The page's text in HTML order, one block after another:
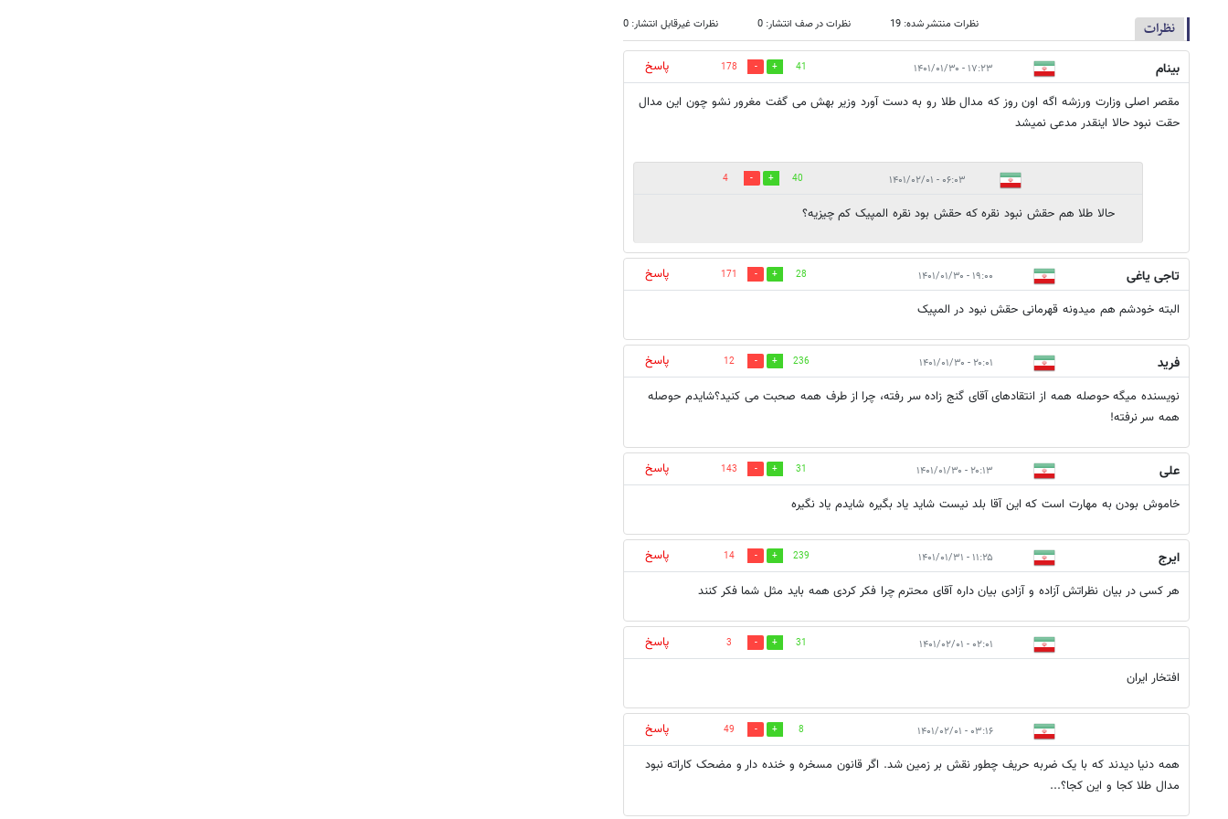
نظرات نظرات منتشر شده: 19 نظرات در صف انتشار: 0 نظرات غیرقابل انتشار: 0
بینام ۱۷:۲۳ - ۱۴۰۱/۰۱/۳۰ 41
178
پاسخ
مقصر اصلی وزارت ورزشه اگه اون روز که مدال طلا رو به دست آورد وزیر بهش می گفت مغرور نشو چون این مدال
حقت نبود حالا اینقدر مدعی نمیشد
۰۶:۰۳ - ۱۴۰۱/۰۲/۰۱ 40
4
حالا طلا هم حقش نبود نقره که حقش بود نقره المپیک کم چیزیه؟
تاجی یاغی ۱۹:۰۰ - ۱۴۰۱/۰۱/۳۰ 28
171
پاسخ
البته خودشم هم میدونه قهرمانی حقش نبود در المپیک
فرید ۲۰:۰۱ - ۱۴۰۱/۰۱/۳۰ 236
12
پاسخ
نویسنده میگه حوصله همه از انتقادهای آقای گنج زاده سر رفته، چرا از طرف همه صحبت می کنید؟شایدم حوصله
همه سر نرفته!
علی ۲۰:۱۳ - ۱۴۰۱/۰۱/۳۰ 31
143
پاسخ
خاموش بودن به مهارت است که این آقا بلد نیست شاید یاد بگیره شایدم یاد نگیره
ایرج ۱۱:۲۵ - ۱۴۰۱/۰۱/۳۱ 239
14
پاسخ
هر کسی در بیان نظراتش آزاده و آزادی بیان داره آقای محترم چرا فکر کردی همه باید مثل شما فکر کنند
۰۲:۰۱ - ۱۴۰۱/۰۲/۰۱ 31
3
پاسخ
افتخار ایران
۰۳:۱۶ - ۱۴۰۱/۰۲/۰۱ 8
49
پاسخ
همه دنیا دیدند که با یک ضربه حریف چطور نقش بر زمین شد. اگر قانون مسخره و خنده دار و مضحک کاراته نبود
مدال طلا کجا و این کجا؟...